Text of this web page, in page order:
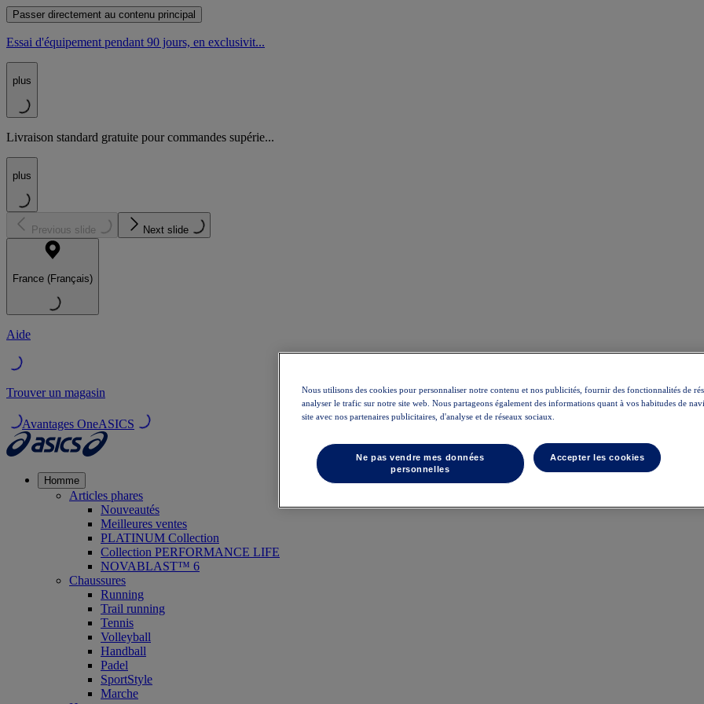
Passer directement au contenu principal
Essai d'équipement pendant 90 jours, en exclusivit...
plus
Livraison standard gratuite pour commandes supérie...
plus
Previous slide Next slide
France (Français)
Aide
Trouver un magasin
Avantages OneASICS
Homme
Articles phares
Nouveautés
Meilleures ventes
PLATINUM Collection
Collection PERFORMANCE LIFE
NOVABLAST™ 6
Chaussures
Running
Trail running
Tennis
Volleyball
Handball
Padel
SportStyle
Marche
Nous utilisons des cookies pour personnaliser notre contenu et nos publicités, fournir des fonctionnalités de
analyser le trafic sur notre site web. Nous partageons également des informations quant à vos habitudes de
site avec nos partenaires publicitaires, d'analyse et de réseaux sociaux.
Ne pas vendre mes données
personnelles
Accepter les cookies